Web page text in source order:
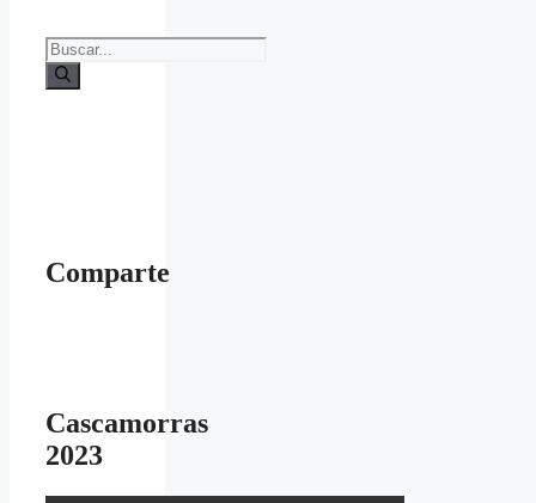
Buscar:
Comparte
Cascamorras
2023